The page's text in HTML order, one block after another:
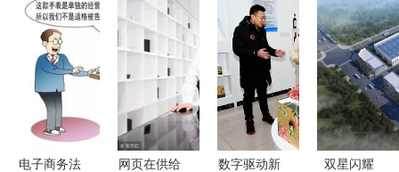
对策分析
商“卖”向全
球 从档口
到屏幕的品
牌复兴之路
厂需求的四
个维度和回
归原点
电子商务运
营的网页设
计之道
电子商务法
网页在供给
数字驱动新
双星闪耀